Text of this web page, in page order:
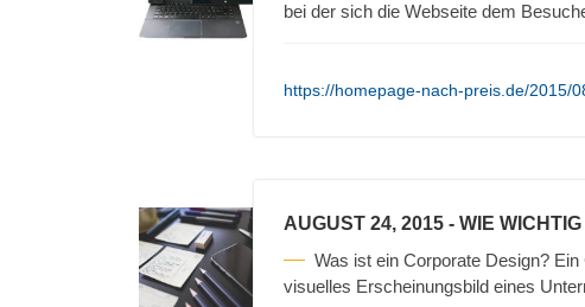
bei der sich die Webseite dem
https://homepage-nach-preis.de/2015/
AUGUST 24, 2015 - WIE
Was ist ein Corporate Design?
visuelles Erscheinungsbild eines